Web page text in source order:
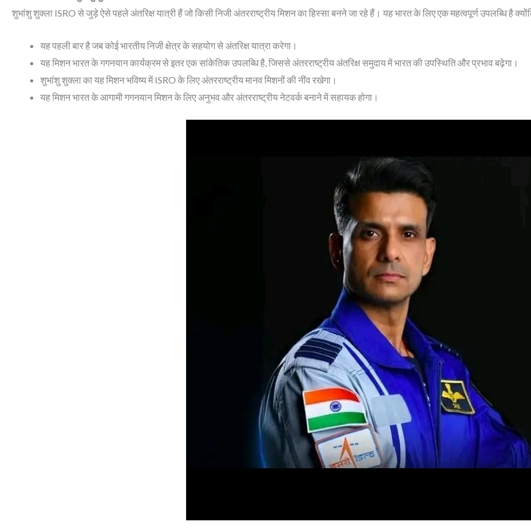
शुभांशु शुक्ला ISRO से जुड़े ऐसे पहले अंतरिक्ष यात्री हैं जो किसी निजी अंतरराष्ट्रीय मिशन का हिस्सा बनने जा रहे हैं। यह भारत के लिए एक महत्वपूर्ण उपलब्धि है
यह पहली बार है जब कोई भारतीय निजी क्षेत्र के सहयोग से अंतरिक्ष यात्रा करेगा।
यह मिशन भारत के गगनयान कार्यक्रम से इतर एक सांकेतिक उपलब्धि है, जिससे अंतरराष्ट्रीय अंतरिक्ष समुदाय में भारत की उपस्थिति और प्रभाव बढ़ेगा।
शुभांशु शुक्ला का यह मिशन भविष्य में ISRO के लिए अंतरराष्ट्रीय मानव मिशनों की नींव रखेगा।
यह मिशन भारत के आगामी गगनयान मिशन के लिए अनुभव और अंतरराष्ट्रीय नेटवर्क बनाने में सहायक होगा।